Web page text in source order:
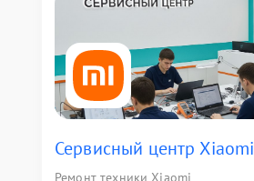
Сервисный центр Xiaomi
Ремонт техники Xiaomi